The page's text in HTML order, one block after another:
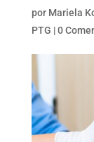
por Mariela
PTG |0